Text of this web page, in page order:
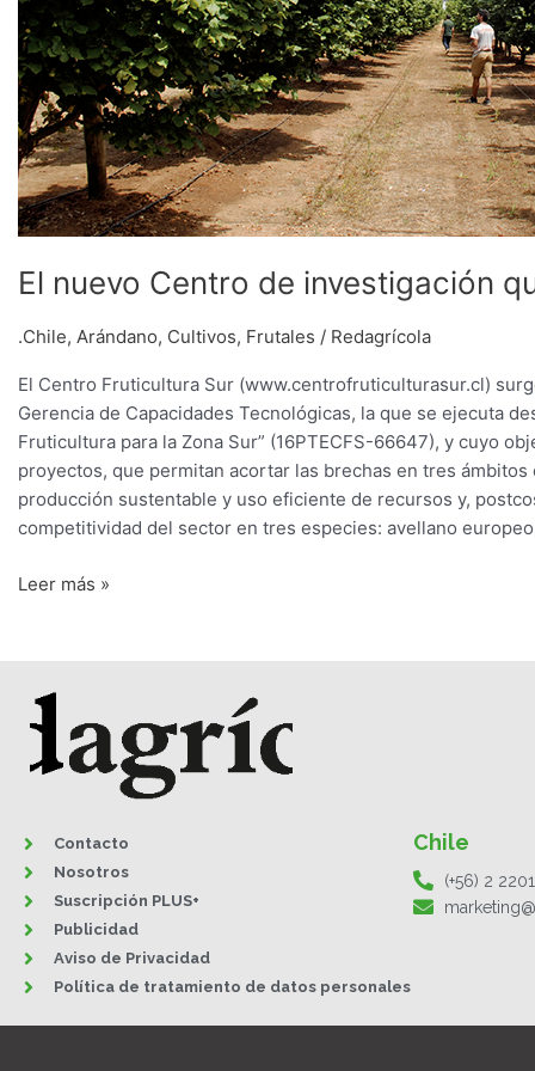
El nuevo Centro de investigación
.Chile, Arándano, Cultivos, Frutales / Redagrícola
El Centro Fruticultura Sur (www.centrofruticulturasur.cl)
Gerencia de Capacidades Tecnológicas, la que se ejecuta
Fruticultura para la Zona Sur” (16PTECFS-66647), y cuyo
proyectos, que permitan acortar las brechas en tres
producción sustentable y uso eficiente de recursos y,
competitividad del sector en tres especies: avellano
Leer más »
Contacto
Nosotros
Suscripción PLUS+
Publicidad
Aviso de Privacidad
Política de tratamiento de datos personales
Chile
(+56) 2